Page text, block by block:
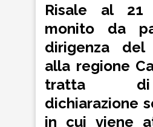
Risale al 21
monito da
dirigenza del
alla regione
tratta
dichiarazione
in cui viene